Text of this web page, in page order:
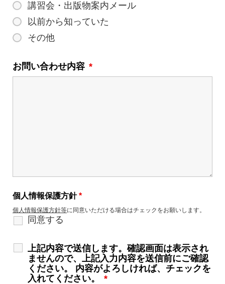
講習会・出版物案内メール
以前から知っていた
その他
お問い合わせ内容 *
個人情報保護方針*
同意する
個人情報保護方針等に同意いただける場合はチェックをお願いします。
上記内容で送信します。確認画面は表示され
ませんので、上記入力内容を送信前にご確認
ください。 内容がよろしければ、チェックを
入れてください。
*